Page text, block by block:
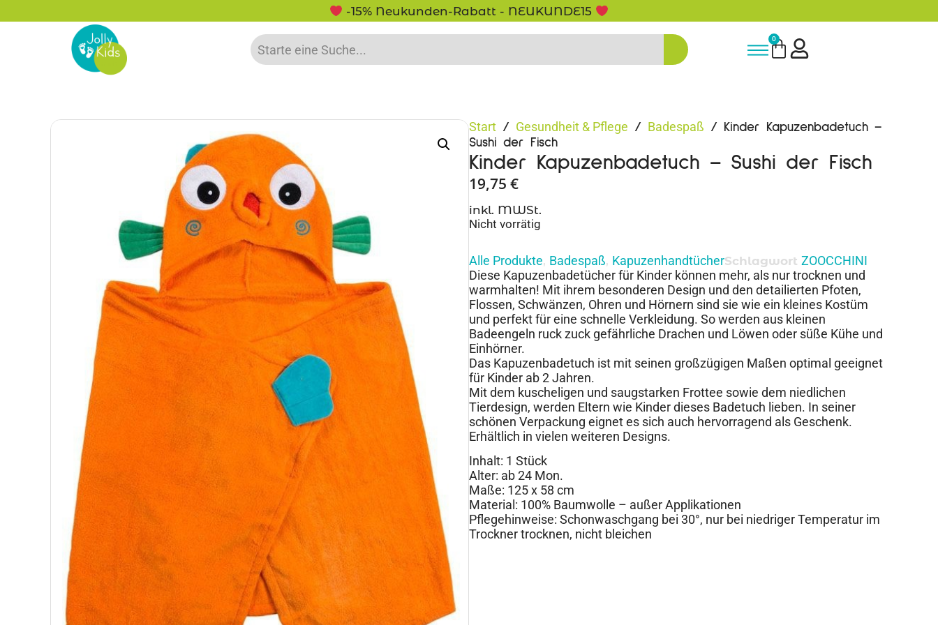
5% Rabatt bei Newsletter Anmeldung
0
Start / Gesundheit & Pflege / Badespaß / Kinder Kapuzenbadetuch –
Sushi der Fisch
Kinder Kapuzenbadetuch – Sushi der Fisch
19,75 €
inkl. MWSt.
Nicht vorrätig
Alle Produkte, Badespaß, KapuzenhandtücherSchlagwort ZOOCCHINI
Diese Kapuzenbadetücher für Kinder können mehr, als nur trocknen und
warmhalten! Mit ihrem besonderen Design und den detailierten Pfoten,
Flossen, Schwänzen, Ohren und Hörnern sind sie wie ein kleines Kostüm
und perfekt für eine schnelle Verkleidung. So werden aus kleinen
Badeengeln ruck zuck gefährliche Drachen und Löwen oder süße Kühe und
Einhörner.
Das Kapuzenbadetuch ist mit seinen großzügigen Maßen optimal geeignet
für Kinder ab 2 Jahren.
Mit dem kuscheligen und saugstarken Frottee sowie dem niedlichen
Tierdesign, werden Eltern wie Kinder dieses Badetuch lieben. In seiner
schönen Verpackung eignet es sich auch hervorragend als Geschenk.
Erhältlich in vielen weiteren Designs.
Inhalt: 1 Stück
Alter: ab 24 Mon.
Maße: 125 x 58 cm
Material: 100% Baumwolle – außer Applikationen
Pflegehinweise: Schonwaschgang bei 30°, nur bei niedriger Temperatur im
Trockner trocknen, nicht bleichen